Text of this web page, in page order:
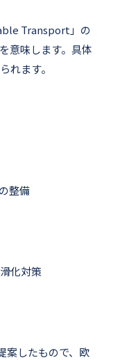
Transport」の
意味します。具体
れます。
整備
化対策
案したもので、欧